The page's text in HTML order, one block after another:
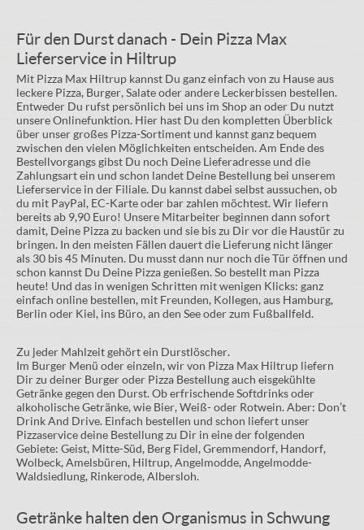
Für den Durst danach - Dein Pizza Max
Lieferservice in Hiltrup
Mit Pizza Max Hiltrup kannst Du ganz einfach von zu Hause aus
leckere Pizza, Burger, Salate oder andere Leckerbissen bestellen.
Entweder Du rufst persönlich bei uns im Shop an oder Du nutzt
unsere Onlinefunktion. Hier hast Du den kompletten Überblick
über unser großes Pizza-Sortiment und kannst ganz bequem
zwischen den vielen Möglichkeiten entscheiden. Am Ende des
Bestellvorgangs gibst Du noch Deine Lieferadresse und die
Zahlungsart ein und schon landet Deine Bestellung bei unserem
Lieferservice in der Filiale. Du kannst dabei selbst aussuchen, ob
du mit PayPal, EC-Karte oder bar zahlen möchtest. Wir liefern
bereits ab 9,90 Euro! Unsere Mitarbeiter beginnen dann sofort
damit, Deine Pizza zu backen und sie bis zu Dir vor die Haustür zu
bringen. In den meisten Fällen dauert die Lieferung nicht länger
als 30 bis 45 Minuten. Du musst dann nur noch die Tür öffnen und
schon kannst Du Deine Pizza genießen. So bestellt man Pizza
heute! Und das in wenigen Schritten mit wenigen Klicks: ganz
einfach online bestellen, mit Freunden, Kollegen, aus Hamburg,
Berlin oder Kiel, ins Büro, an den See oder zum Fußballfeld.
Zu jeder Mahlzeit gehört ein Durstlöscher.
Im Burger Menü oder einzeln, wir von Pizza Max Hiltrup liefern
Dir zu deiner Burger oder Pizza Bestellung auch eisgekühlte
Getränke gegen den Durst. Ob erfrischende Softdrinks oder
alkoholische Getränke, wie Bier, Weiß- oder Rotwein. Aber: Don’t
Drink And Drive. Einfach bestellen und schon liefert unser
Pizzaservice deine Bestellung zu Dir in eine der folgenden
Gebiete: Geist, Mitte-Süd, Berg Fidel, Gremmendorf, Handorf,
Wolbeck, Amelsbüren, Hiltrup, Angelmodde, Angelmodde-
Waldsiedlung, Rinkerode, Albersloh.
Getränke halten den Organismus in Schwung